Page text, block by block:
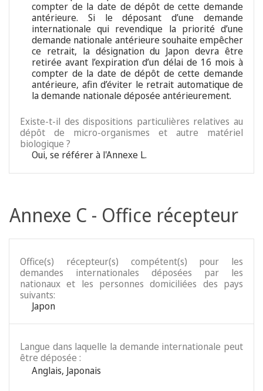
compter de la date de dépôt de cette demande
antérieure. Si le déposant d’une demande
internationale qui revendique la priorité d’une
demande nationale antérieure souhaite empêcher
ce retrait, la désignation du Japon devra être
retirée avant l’expiration d’un délai de 16 mois à
compter de la date de dépôt de cette demande
antérieure, afin d’éviter le retrait automatique de
la demande nationale déposée antérieurement.
Existe-t-il des dispositions particulières relatives au
dépôt de micro-organismes et autre matériel
biologique ?
Oui, se référer à l'Annexe L.
Annexe C - Office récepteur
Office(s) récepteur(s) compétent(s) pour les
demandes internationales déposées par les
nationaux et les personnes domiciliées des pays
suivants:
Japon
Langue dans laquelle la demande internationale peut
être déposée :
Anglais, Japonais